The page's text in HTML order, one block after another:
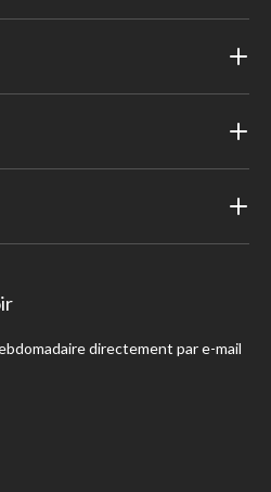
directement par e-mail